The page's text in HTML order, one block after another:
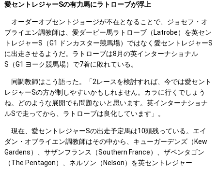
愛セントレジャーSの有力馬にラトローブが浮上
オーダーオブセントジョージが不在となることで、ジョセフ・オ
ブライエン調教師は、愛ダービー馬ラトローブ（Latrobe）を英セン
トレジャーS（G1 ドンカスター競馬場）ではなく愛セントレジャーS
に出走させるようだ。ラトローブは8月の英インターナショナル
S（G1 ヨーク競馬場）で7着に敗れている。
同調教師はこう語った。「2レースを検討すれば、今では愛セント
レジャーSの方が制しやすいかもしれません。カラに行くでしょう
ね。どのような展開でも問題ないと思います。英インターナショナ
ルSで走ってから、ラトローブは良化しています」。
現在、愛セントレジャーSの出走予定馬は10頭残っている。エイ
ダン・オブライエン調教師はその中から、キューガーデンズ（Kew
Gardens）、サザンフランス（Southern France）、ザペンタゴン
（The Pentagon）、ネルソン（Nelson）を英セントレジャー